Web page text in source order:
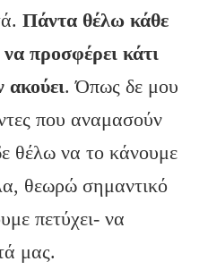
Πάντα θέλω κάθε
προσφέρει κάτι
ακούει. Όπως δε μου
που αναμασούν
θέλω να το κάνουμε
θεωρώ σημαντικό
πετύχει- να
μας.